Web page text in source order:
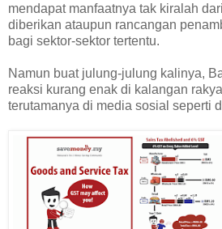
mendapat manfaatnya tak kiralah
diberikan ataupun rancangan
bagi sektor-sektor tertentu.
Namun buat julung-julung kalinya,
reaksi kurang enak di kalangan
terutamanya di media sosial seperti